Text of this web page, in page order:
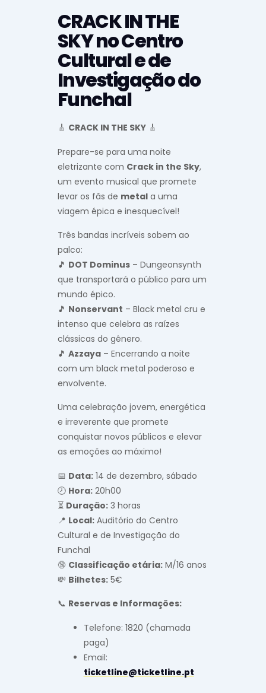
CRACK IN THE
SKY no Centro
Cultural e de
Investigação do
Funchal
🎸 CRACK IN THE SKY 🎸
Prepare-se para uma noite
eletrizante com Crack in the Sky,
um evento musical que promete
levar os fãs de metal a uma
viagem épica e inesquecível!
Três bandas incríveis sobem ao
palco:
🎵 DOT Dominus – Dungeonsynth
que transportará o público para um
mundo épico.
🎵 Nonservant – Black metal cru e
intenso que celebra as raízes
clássicas do gênero.
🎵 Azzaya – Encerrando a noite
com um black metal poderoso e
envolvente.
Uma celebração jovem, energética
e irreverente que promete
conquistar novos públicos e elevar
as emoções ao máximo!
📅 Data: 14 de dezembro, sábado
🕗 Hora: 20h00
⏳ Duração: 3 horas
📍 Local: Auditório do Centro
Cultural e de Investigação do
Funchal
🔞 Classificação etária: M/16 anos
💸 Bilhetes: 5€
📞 Reservas e Informações:
Telefone: 1820 (chamada
paga)
Email:
ticketline@ticketline.pt